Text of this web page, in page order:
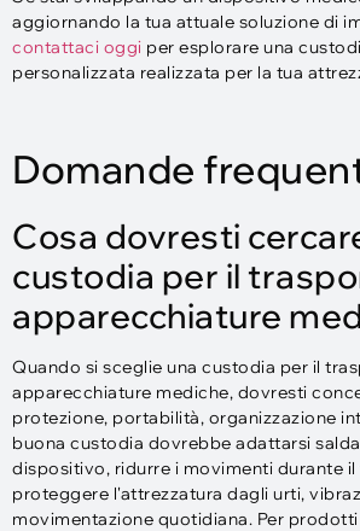
aggiornando la tua attuale soluzione di
contattaci oggi per esplorare una
personalizzata realizzata per la tua
Domande
Cosa dovresti
custodia per il
apparecchiature
Quando si sceglie una custodia per il
apparecchiature mediche, dovresti
protezione, portabilità, organizzazione
buona custodia dovrebbe adattarsi
dispositivo, ridurre i movimenti durante
proteggere l'attrezzatura dagli urti,
movimentazione quotidiana. Per